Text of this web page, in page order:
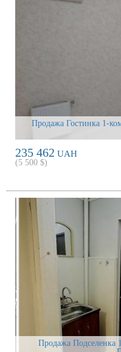
Продажа Гостинка 1-
235 462 UAH
(5 500 $)
Продажа Подселенка